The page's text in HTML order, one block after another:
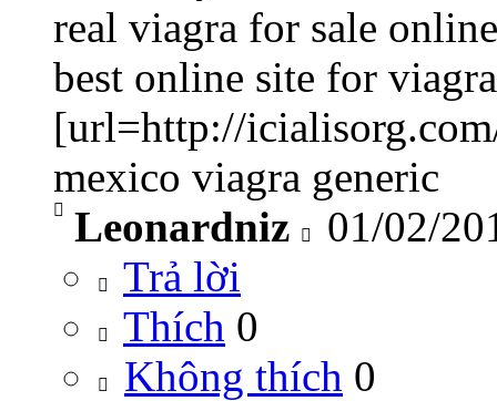
real viagra for sale online
best online site for viagra
[url=http://
mexico viagra generic
Leonardniz
01/02/
Trả lời
Thích 0
Không thích 0